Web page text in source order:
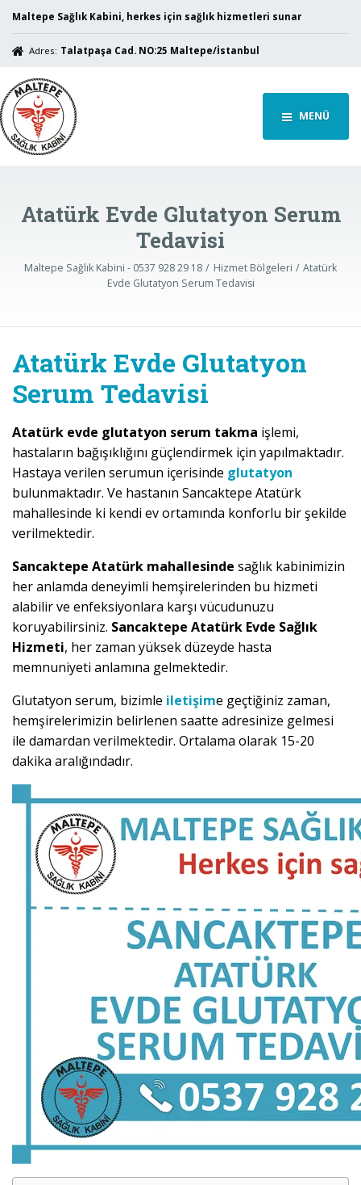
Maltepe Sağlık Kabini, herkes için sağlık hizmetleri sunar
Adres: Talatpaşa Cad. NO:25 Maltepe/İstanbul
MENÜ
Atatürk Evde Glutatyon Serum
Tedavisi
Maltepe Sağlık Kabini - 0537 928 29 18 Hizmet Bölgeleri
Atatürk
Evde Glutatyon Serum Tedavisi
Atatürk Evde Glutatyon
Serum Tedavisi
Atatürk evde glutatyon serum takma işlemi,
hastaların bağışıklığını güçlendirmek için yapılmaktadır.
Hastaya verilen serumun içerisinde glutatyon
bulunmaktadır. Ve hastanın Sancaktepe Atatürk
mahallesinde ki kendi ev ortamında konforlu bir şekilde
verilmektedir.
Sancaktepe Atatürk mahallesinde sağlık kabinimizin
her anlamda deneyimli hemşirelerinden bu hizmeti
alabilir ve enfeksiyonlara karşı vücudunuzu
koruyabilirsiniz. Sancaktepe Atatürk Evde Sağlık
Hizmeti, her zaman yüksek düzeyde hasta
memnuniyeti anlamına gelmektedir.
Glutatyon serum, bizimle iletişime geçtiğiniz zaman,
hemşirelerimizin belirlenen saatte adresinize gelmesi
ile damardan verilmektedir. Ortalama olarak 15-20
dakika aralığındadır.